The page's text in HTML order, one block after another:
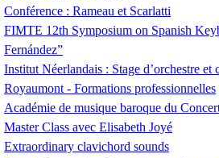
Conférence : Rameau et Scarlatti
FIMTE 12th Symposium on Spanish
Fernández”
Institut Néerlandais : Stage d’orchestre et
Royaumont - Formations professionnelles
Académie de musique baroque du
Master Class avec Elisabeth Joyé
Extraordinary clavichord sounds